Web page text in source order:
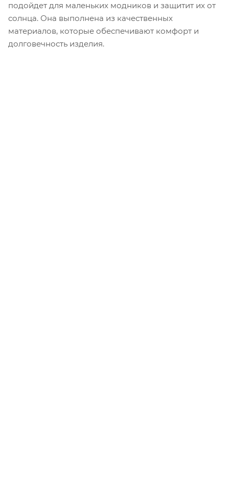
подойдет для маленьких модников и защитит их от
солнца. Она выполнена из качественных
материалов, которые обеспечивают комфорт и
долговечность изделия.